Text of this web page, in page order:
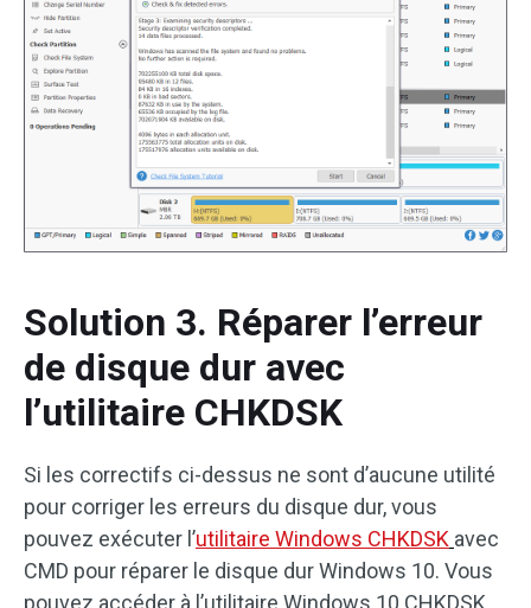
Solution 3. Réparer l’erreur
de disque dur avec
l’utilitaire CHKDSK
Si les correctifs ci-dessus ne sont d’aucune utilité
pour corriger les erreurs du disque dur, vous
pouvez exécuter l’utilitaire Windows CHKDSK avec
CMD pour réparer le disque dur Windows 10. Vous